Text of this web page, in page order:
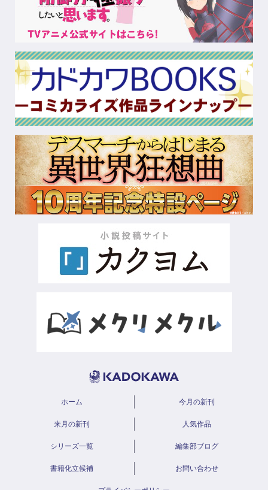
ホーム 今月の新刊
来月の新刊 人気作品
シリーズ一覧 編集部ブログ
書籍化立候補 お問い合わせ